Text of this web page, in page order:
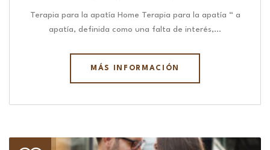
Terapia para la apatía Home Terapia para la apatía “ a
apatía, definida como una falta de interés,…
MÁS INFORMACIÓN